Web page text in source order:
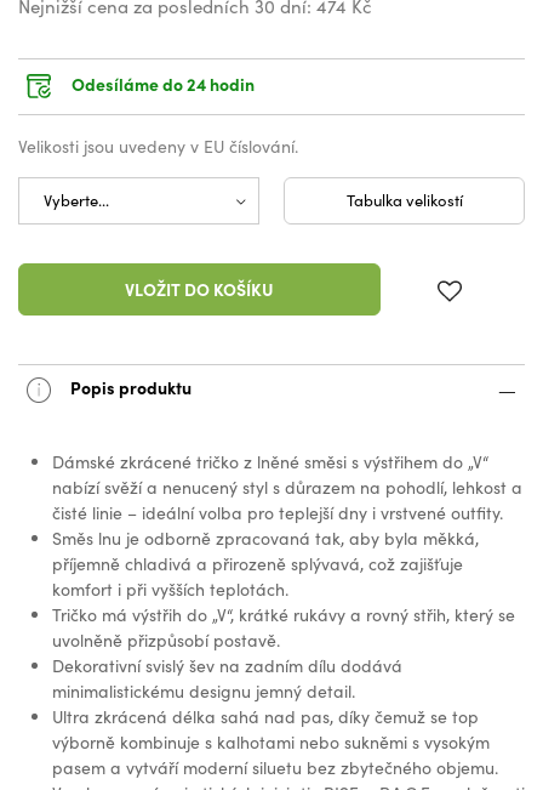
Nejnižší cena za posledních 30 dní: 474 Kč
Odesíláme do 24 hodin
Velikosti jsou uvedeny v EU číslování.
Tabulka velikostí
VLOŽIT DO KOŠÍKU
Popis produktu
Dámské zkrácené tričko z lněné směsi s výstřihem do „V“
nabízí svěží a nenucený styl s důrazem na pohodlí, lehkost a
čisté linie – ideální volba pro teplejší dny i vrstvené outfity.
Směs lnu je odborně zpracovaná tak, aby byla měkká,
příjemně chladivá a přirozeně splývavá, což zajišťuje
komfort i při vyšších teplotách.
Tričko má výstřih do „V“, krátké rukávy a rovný střih, který se
uvolněně přizpůsobí postavě.
Dekorativní svislý šev na zadním dílu dodává
minimalistickému designu jemný detail.
Ultra zkrácená délka sahá nad pas, díky čemuž se top
výborně kombinuje s kalhotami nebo sukněmi s vysokým
pasem a vytváří moderní siluetu bez zbytečného objemu.